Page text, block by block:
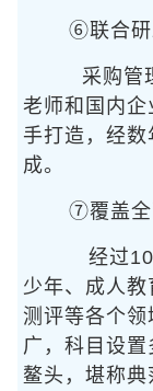
⑥联合研
采购管
老师和国内
手打造，经
成。
⑦覆盖全
经过10
少年、成人
测评等各个
广，科目设
鳌头，堪称典